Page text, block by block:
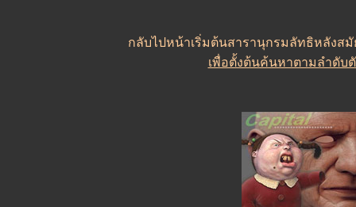
กลับไปหน้าเริ่มต้นสารานุกรมลัทธิหลังสมั
เพื่อตั้งต้นค้นหาตามลำดับ